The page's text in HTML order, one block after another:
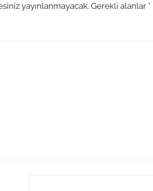
yayınlanmayacak. Gerekli alanlar *